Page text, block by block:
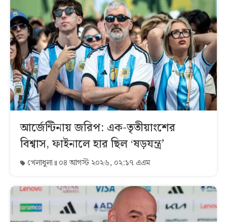
আর্জেন্টিনায় জরিপ: এক-তৃতীয়াংশের
বিশ্বাস, ফাইনালে হার ছিল ‘ষড়যন্ত্র’
খেলাধুলা ০৪ আগস্ট ২০২৬, ০২:১৭ এএম